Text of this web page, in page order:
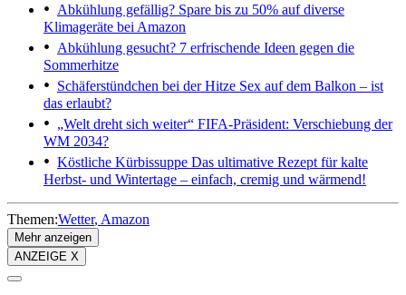
Abkühlung gefällig? Spare bis zu 50% auf diverse
Klimageräte bei Amazon
Abkühlung gesucht? 7 erfrischende Ideen gegen die
Sommerhitze
Schäferstündchen bei der Hitze Sex auf dem Balkon – ist
das erlaubt?
„Welt dreht sich weiter“ FIFA-Präsident: Verschiebung der
WM 2034?
Köstliche Kürbissuppe Das ultimative Rezept für kalte
Herbst- und Wintertage – einfach, cremig und wärmend!
Themen:Wetter Amazon
Mehr anzeigen
ANZEIGE X